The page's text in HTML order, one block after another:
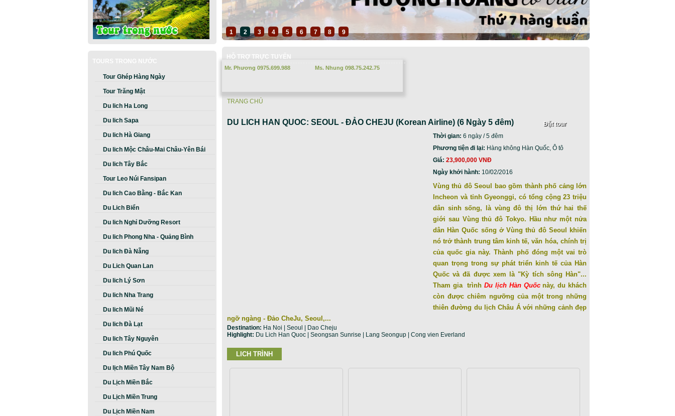
Tour Ghép Hàng Ngày
Tour Trăng Mật
Du lich Ha Long
Du lich Sapa
Du lich Hà Giang
Du lich Mộc Châu-Mai Châu-Yên Bái
Du lich Tây Bắc
Tour Leo Núi Fansipan
Du lich Cao Bằng - Bắc Kan
Du Lich Biển
Du lich Nghỉ Dưỡng Resort
Du lich Phong Nha - Quảng Bình
Du lich Đà Nẵng
Du Lich Quan Lan
Du lich Lý Sơn
Du lich Nha Trang
Du lich Mũi Né
Du lich Đà Lạt
Du lich Tây Nguyên
Du lich Phú Quốc
Du lịch Miền Tây Nam Bộ
Du Lịch Miền Bắc
Du Lịch Miền Trung
Du Lịch Miền Nam
1 2 3 4 5 6 7 8 9
HỖ TRỢ TRỰC TUYẾN
Mr. Phương 0975.699.988 Ms. Nhung 098.75.242.75
TRANG CHỦ
DU LICH HAN QUOC: SEOUL - ĐẢO CHEJU (Korean Airline) (6 Ngày 5 đêm)
Đặt tour
Thời gian: 6 ngày / 5 đêm
Phương tiện đi lại: Hàng không Hàn Quốc, Ô tô
Giá: 23,900,000 VNĐ
Ngày khởi hành: 10/02/2016
Vùng thủ đô Seoul bao gồm thành phố cảng lớn
Incheon và tỉnh Gyeonggi, có tổng cộng 23 triệu
dân sinh sống, là vùng đô thị lớn thứ hai thế
giới sau Vùng thủ đô Tokyo. Hầu như một nửa
dân Hàn Quốc sống ở Vùng thủ đô Seoul khiến
nó trở thành trung tâm kinh tế, văn hóa, chính trị
của quốc gia này. Thành phố đóng một vai trò
quan trọng trong sự phát triển kinh tế của Hàn
Quốc và đã được xem là "Kỳ tích sông Hàn"...
Tham gia trìnhDu lịch Hàn Quốcnày, du khách
còn được chiêm ngưỡng của một trong những
thiên đường du lịch Châu Á với những cảnh đẹp
ngỡ ngàng - Đảo CheJu, Seoul,...
Destination: Ha Noi | Seoul | Dao Cheju
Highlight: Du Lich Han Quoc | Seongsan Sunrise | Lang Seongup | Cong vien Everland
LICH TRÌNH